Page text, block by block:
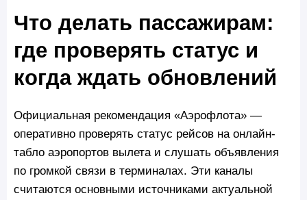
Что делать пассажирам:
где проверять статус и
когда ждать обновлений
Официальная рекомендация «Аэрофлота» —
оперативно проверять статус рейсов на онлайн-
табло аэропортов вылета и слушать объявления
по громкой связи в терминалах. Эти каналы
считаются основными источниками актуальной